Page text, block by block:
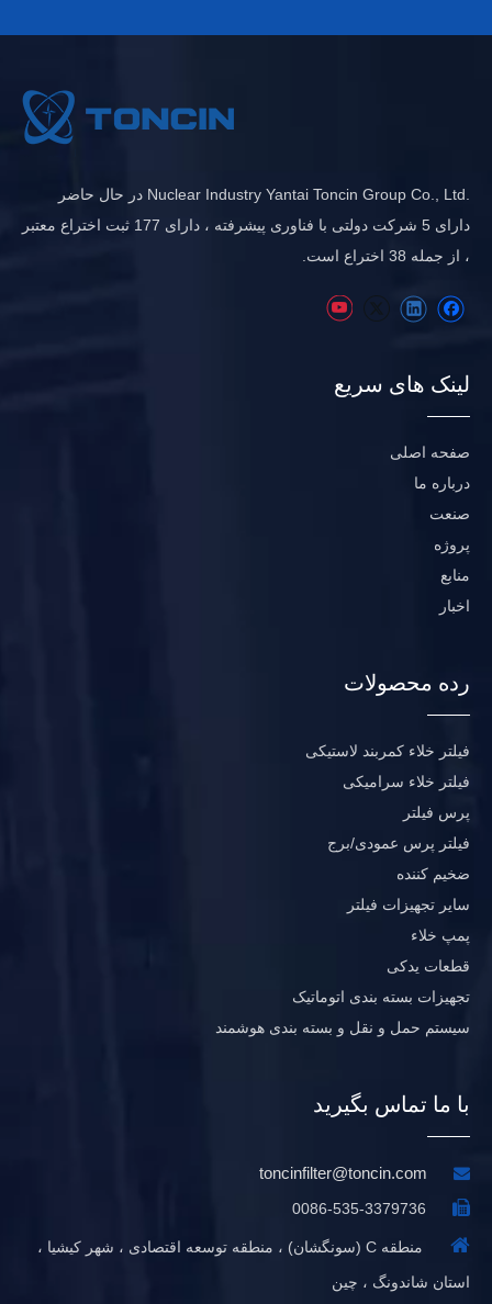
.Nuclear Industry Yantai Toncin Group Co., Ltd در حال حاضر
دارای 5 شرکت دولتی با فناوری پیشرفته ، دارای 177 ثبت اختراع معتبر
، از جمله 38 اختراع است.
لینک های سریع
صفحه اصلی
درباره ما
صنعت
پروژه
منابع
اخبار
رده محصولات
فیلتر خلاء کمربند لاستیکی
فیلتر خلاء سرامیکی
پرس فیلتر
فیلتر پرس عمودی/برج
ضخیم کننده
سایر تجهیزات فیلتر
پمپ خلاء
قطعات یدکی
تجهیزات بسته بندی اتوماتیک
سیستم حمل و نقل و بسته بندی هوشمند
با ما تماس بگیرید

toncinfilter@toncin.com

0086-535-3379736

منطقه C (سونگشان) ، منطقه توسعه اقتصادی ، شهر کیشیا ،
استان شاندونگ ، چین